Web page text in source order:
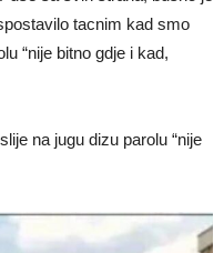
tacnim kad smo
“nije bitno gdje i kad,
na jugu dizu parolu “nije